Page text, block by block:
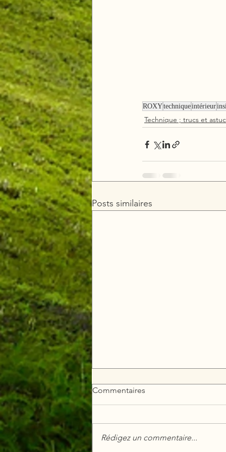
ROXYtechniqueintérieur
Technique ; trucs et
Posts similaires
Commentaires
Rédigez un commentaire...